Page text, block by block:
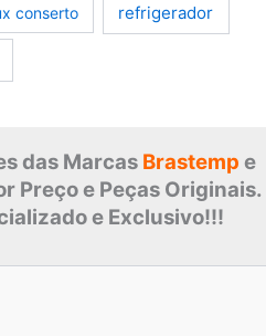
conserto refrigerador
das Marcas Brastemp e
Preço e Peças Originais.
e Exclusivo!!!